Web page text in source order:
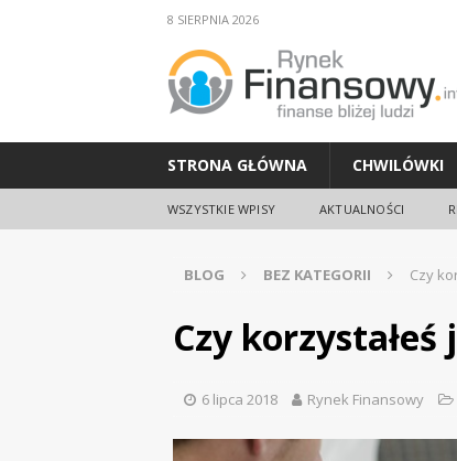
8 SIERPNIA 2026
STRONA GŁÓWNA CHWILÓWKI
WSZYSTKIE WPISY AKTUALNOŚCI
BLOG BEZ KATEGORII Czy
Czy
6 lipca 2018 Rynek Finansowy